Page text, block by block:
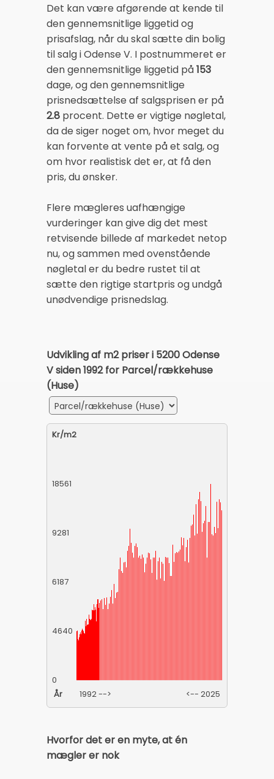
Det kan være afgørende at kende til
den gennemsnitlige liggetid og
prisafslag, når du skal sætte din bolig
til salg i Odense V. I postnummeret er
den gennemsnitlige liggetid på153
dage, og den gennemsnitlige
prisnedsættelse af salgsprisen er på
2.8 procent. Dette er vigtige nøgletal,
da de siger noget om, hvor meget du
kan forvente at vente på et salg, og
om hvor realistisk det er, at få den
pris, du ønsker.
Flere mægleres uafhængige
vurderinger kan give dig det mest
retvisende billede af markedet netop
nu, og sammen med ovenstående
nøgletal er du bedre rustet til at
sætte den rigtige startpris og undgå
unødvendige prisnedslag.
Udvikling af m2 priser i 5200 Odense
V siden 1992 for Parcel/rækkehuse
(Huse)
Kr/m2
18561
9281
6187
4640
0
År
1992 --> <-- 2025
Hvorfor det er en myte, at én
mægler er nok